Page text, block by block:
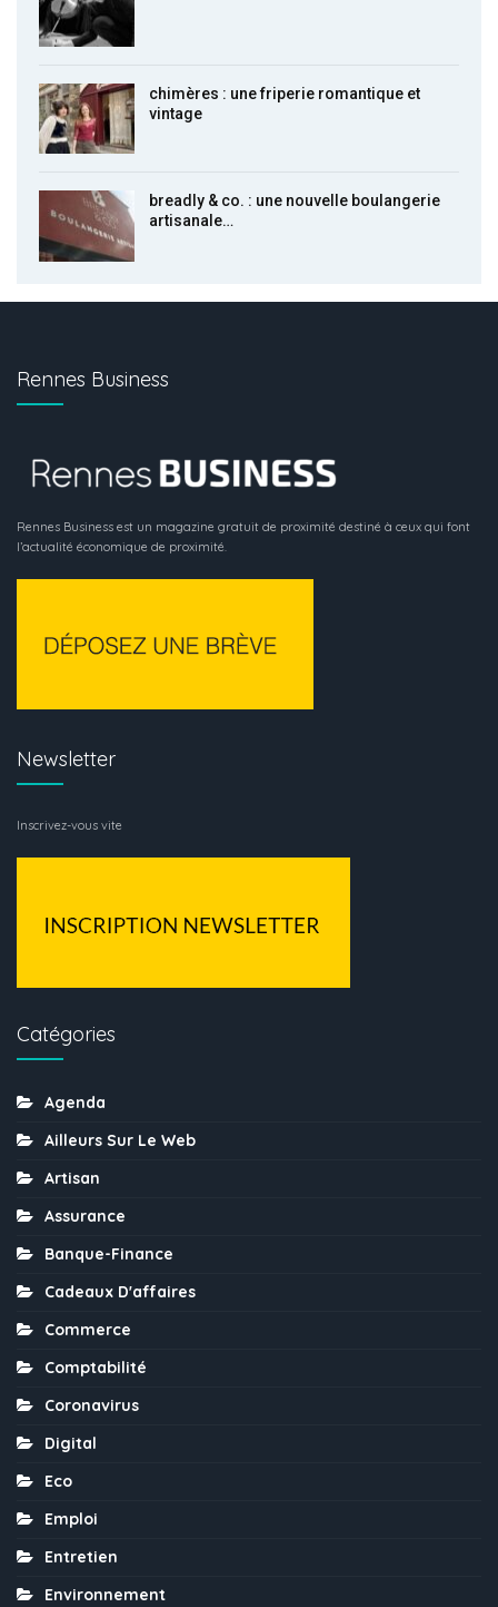
chimères : une friperie romantique et
vintage
breadly & co. : une nouvelle boulangerie
artisanale…
Rennes Business
Rennes Business est un magazine gratuit de proximité destiné à ceux qui font
l’actualité économique de proximité.
Newsletter
Inscrivez-vous vite
Catégories
Agenda
Ailleurs Sur Le Web
Artisan
Assurance
Banque-Finance
Cadeaux D'affaires
Commerce
Comptabilité
Coronavirus
Digital
Eco
Emploi
Entretien
Environnement